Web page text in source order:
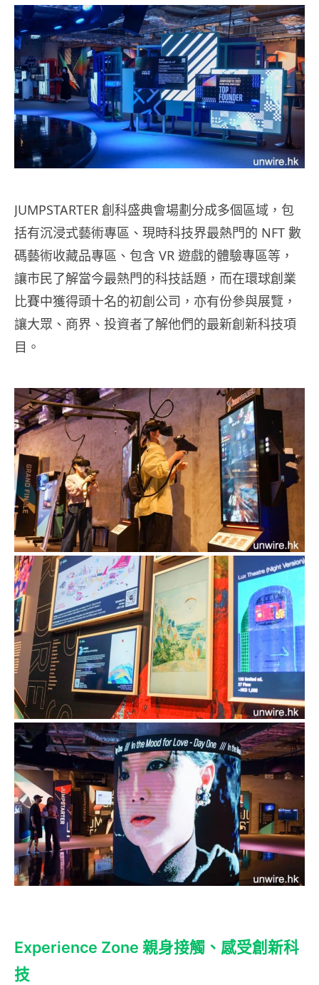
JUMPSTARTER 創科盛典會場劃分成多個區域，包
括有沉浸式藝術專區、現時科技界最熱門的 NFT 數
碼藝術收藏品專區、包含 VR 遊戲的體驗專區等，
讓市民了解當今最熱門的科技話題，而在環球創業
比賽中獲得頭十名的初創公司，亦有份參與展覽，
讓大眾、商界、投資者了解他們的最新創新科技項
目。
Experience Zone 親身接觸、感受創新科
技